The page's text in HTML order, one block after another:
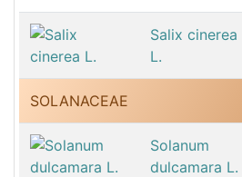
Salix cinerea
L.
SOLANACEAE
Solanum
dulcamara L.